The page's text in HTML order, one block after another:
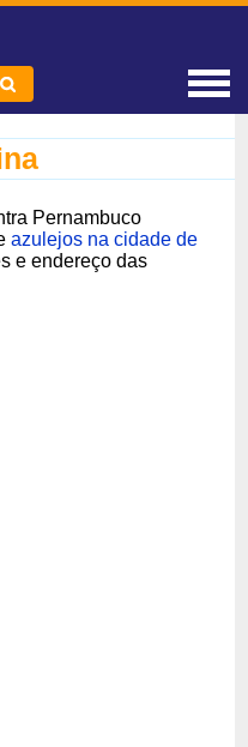
Pernambuco
azulejos na cidade de
e endereço das